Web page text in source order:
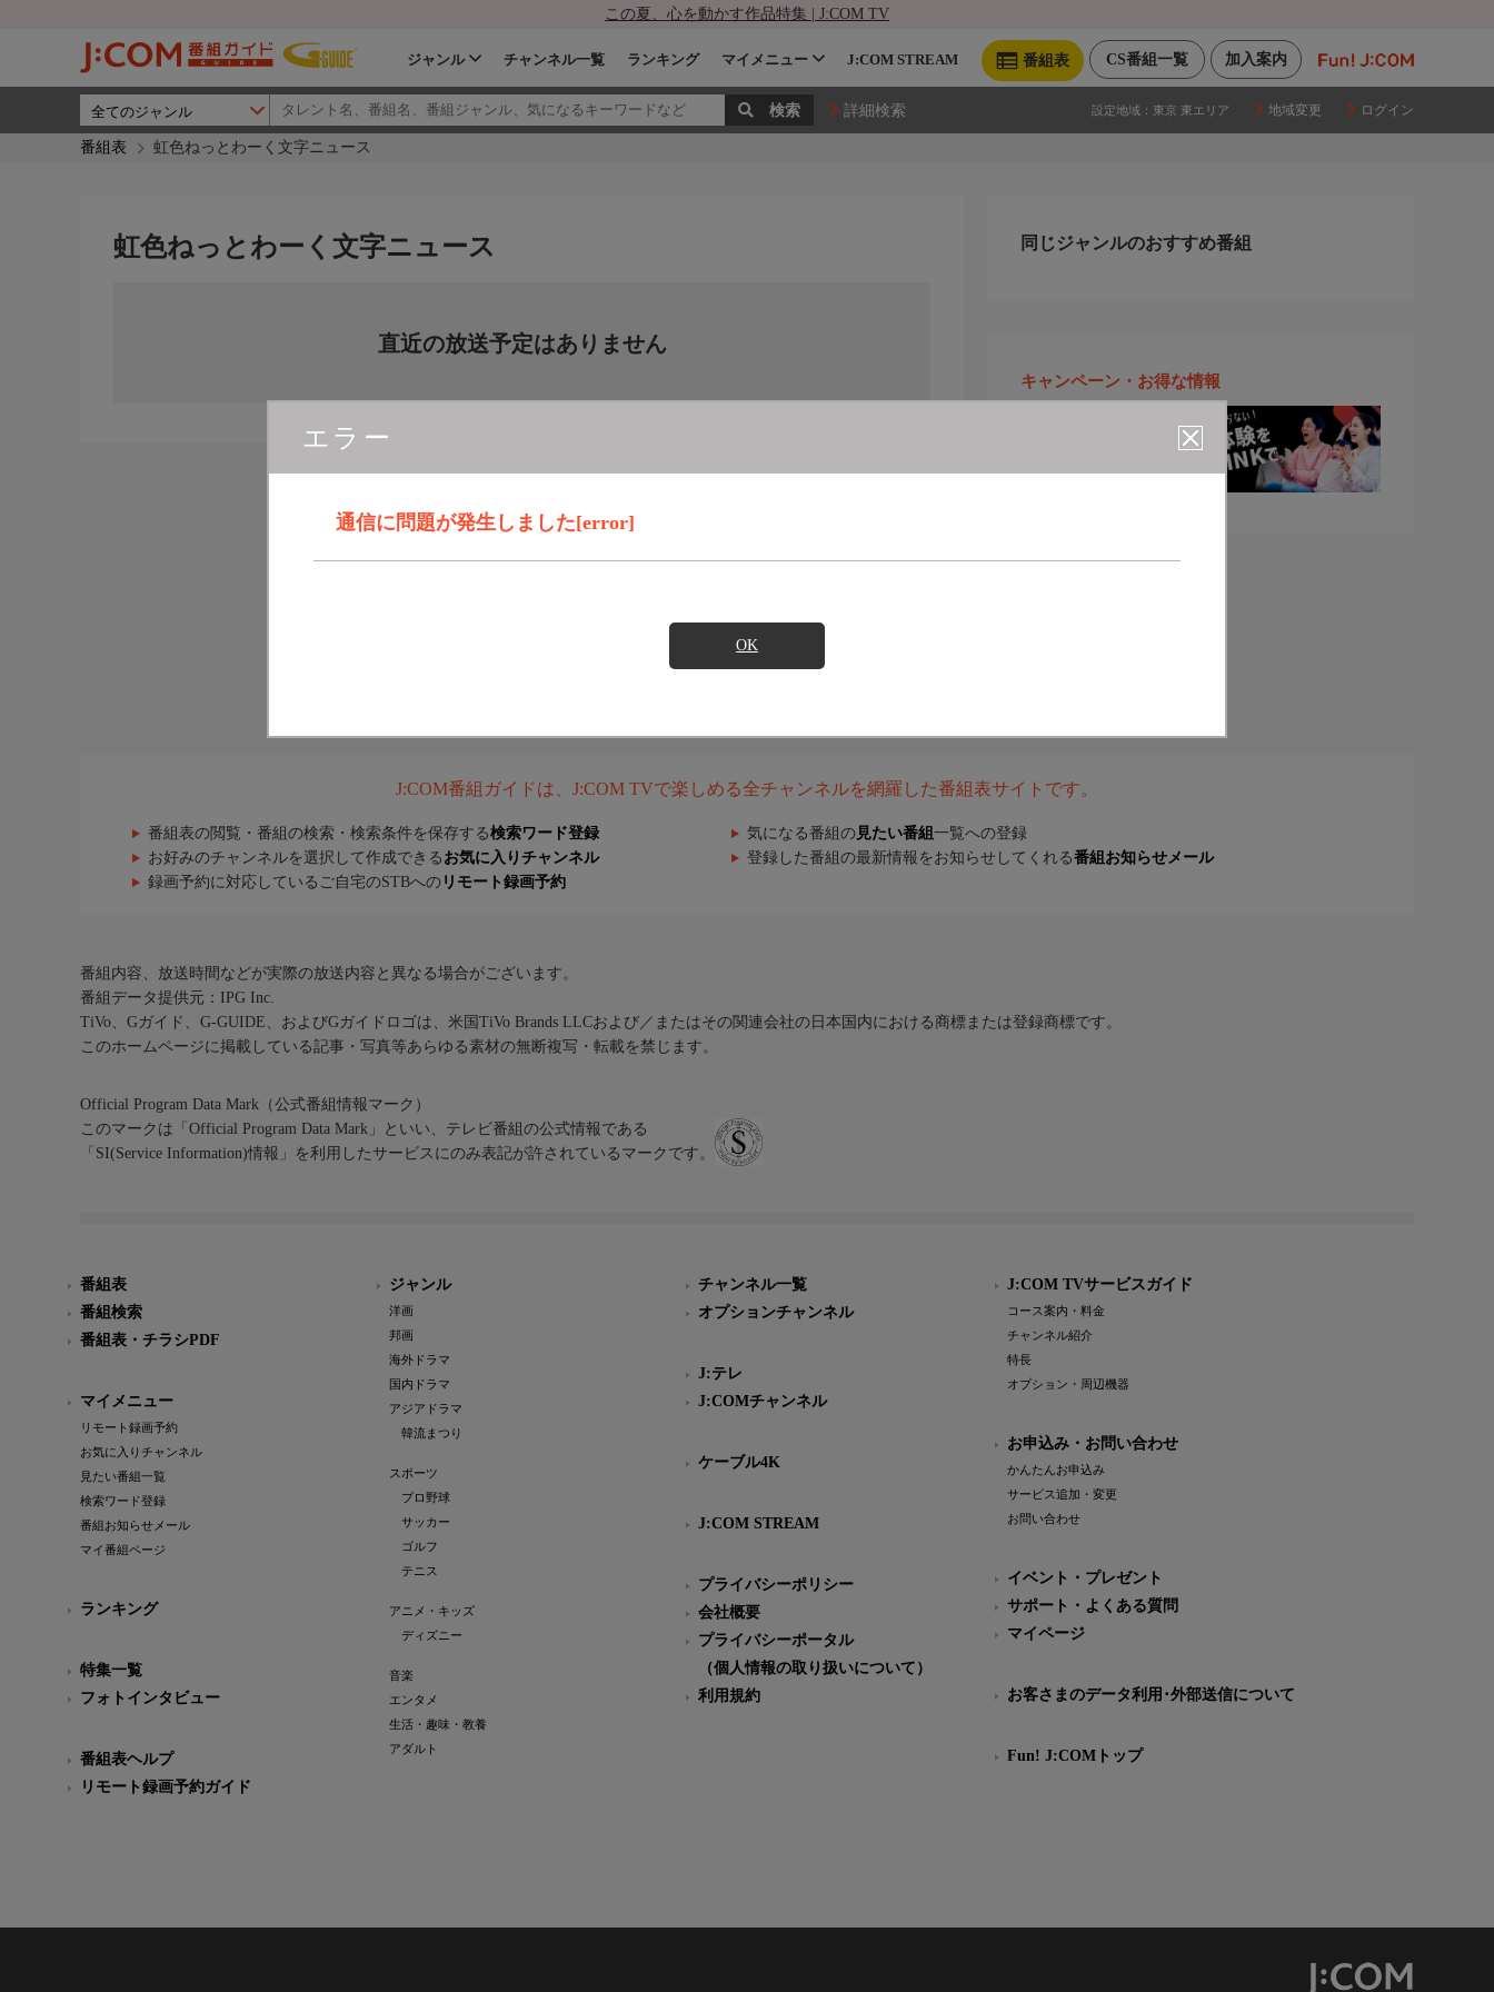
この夏、心を動かす作品特集 | J:COM TV
加入案内
CS番組一覧
番組表
ジャンル チャンネル一覧 ランキング マイメニュー J:COM STREAM
詳細検索 設定地域： 東京 東エリア 地域変更 ログイン
番組表 虹色ねっとわーく文字ニュース
エラー
通信に問題が発生しました[error]
OK
虹色ねっとわーく文字ニュース
直近の放送予定はありません
同じジャンルのおすすめ番組
キャンペーン・お得な情報
J:COM番組ガイドは、J:COM TVで楽しめる全チャンネルを網羅した番組表サイトです。
番組表の閲覧・番組の検索・検索条件を保存する検索ワード登録 気になる番組の 見たい番組 一覧への登録
お好みのチャンネルを選択して作成できる お気に入りチャンネル 登録した番組の最新情報をお知らせしてくれる番組お知らせメール
録画予約に対応しているご自宅のSTBへの リモート録画予約
番組内容、放送時間などが実際の放送内容と異なる場合がございます。
番組データ提供元：IPG Inc.
TiVo、Gガイド、G-GUIDE、およびGガイドロゴは、米国TiVo Brands LLCおよび／またはその関連会社の日本国内における商標または登録商標です。
このホームページに掲載している記事・写真等あらゆる素材の無断複写・転載を禁じます。
Official Program Data Mark（公式番組情報マーク）
このマークは「Official Program Data Mark」といい、テレビ番組の公式情報である
「SI(Service Information)情報」を利用したサービスにのみ表記が許されているマークです。
番組表
番組検索
番組表・チラシPDF
マイメニュー
リモート録画予約
お気に入りチャンネル
見たい番組一覧
検索ワード登録
番組お知らせメール
マイ番組ページ
ランキング
特集一覧
フォトインタビュー
番組表ヘルプ
リモート録画予約ガイド
ジャンル
洋画
邦画
海外ドラマ
国内ドラマ
アジアドラマ
韓流まつり
スポーツ
プロ野球
サッカー
ゴルフ
テニス
アニメ・キッズ
ディズニー
音楽
エンタメ
生活・趣味・教養
アダルト
チャンネル一覧
オプションチャンネル
J:テレ
J:COMチャンネル
ケーブル4K
J:COM STREAM
プライバシーポリシー
会社概要
プライバシーポータル
（個人情報の取り扱いについて）
利用規約
J:COM TVサービスガイド
コース案内・料金
チャンネル紹介
特長
オプション・周辺機器
お申込み・お問い合わせ
かんたんお申込み
サービス追加・変更
お問い合わせ
イベント・プレゼント
サポート・よくある質問
マイページ
お客さまのデータ利用･外部送信について
Fun! J:COMトップ